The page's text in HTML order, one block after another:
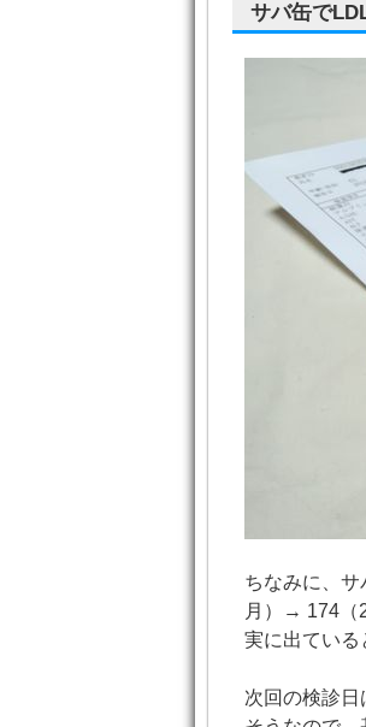
サバ缶で
ちなみに、
月）→ 174（
実に出ている
次回の検診